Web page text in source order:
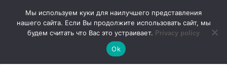
содержимому
autodoc24.ru
Новости про современные автомобили и не только, новинки зарубежного
и отечественного автопрома
Мы используем куки для наилучшего представления
нашего сайта. Если Вы продолжите использовать сайт, мы
будем считать что Вас это устраивает. Privacy policy
Ok